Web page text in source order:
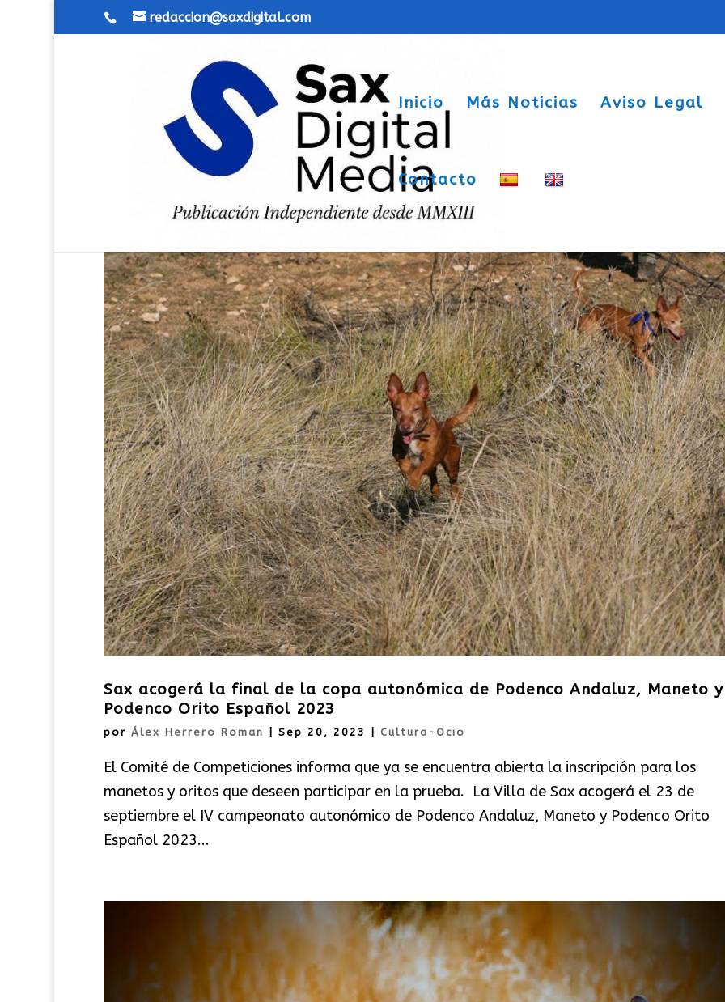
redaccion@saxdigital.com
Inicio Más Noticias Aviso Legal
Contacto
Sax acogerá la final de la copa autonómica de Podenco Andaluz, Maneto y
Podenco Orito Español 2023
por Álex Herrero Roman Sep 20, 2023 Cultura-Ocio
El Comité de Competiciones informa que ya se encuentra abierta la inscripción para los
manetos y oritos que deseen participar en la prueba. La Villa de Sax acogerá el 23 de
septiembre el IV campeonato autonómico de Podenco Andaluz, Maneto y Podenco Orito
Español 2023...